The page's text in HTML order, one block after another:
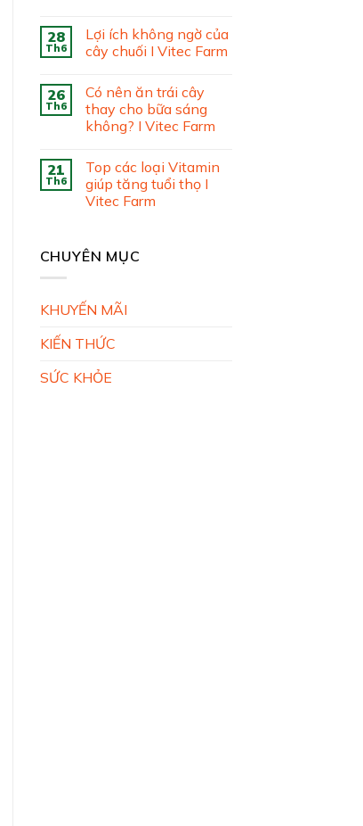
28
Th6
Lợi ích không ngờ của
cây chuối I Vitec Farm
26
Th6
Có nên ăn trái cây
thay cho bữa sáng
không? I Vitec Farm
21
Th6
Top các loại Vitamin
giúp tăng tuổi thọ I
Vitec Farm
CHUYÊN MỤC
KHUYẾN MÃI
KIẾN THỨC
SỨC KHỎE